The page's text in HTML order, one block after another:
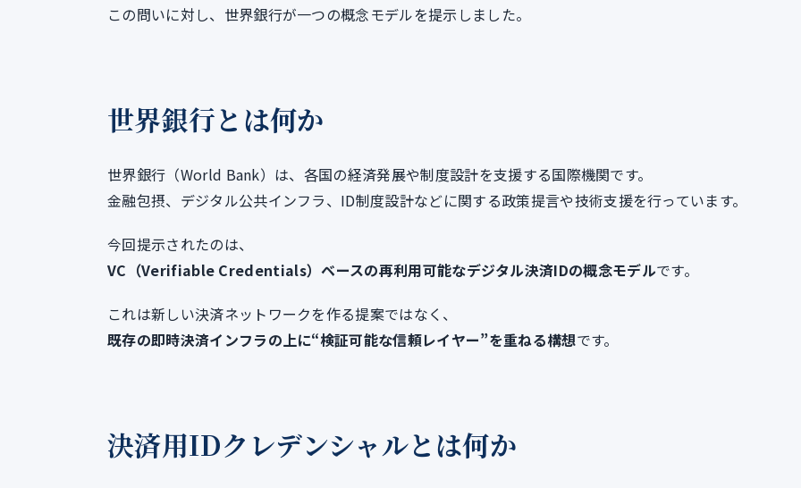
この問いに対し、世界銀行が一つの概念モデルを提示しました。
世界銀行とは何か
世界銀行（World Bank）は、各国の経済発展や制度設計を支援する国際機関です。
金融包摂、デジタル公共インフラ、ID制度設計などに関する政策提言や技術支援を行っています。
今回提示されたのは、
VC（Verifiable Credentials）ベースの再利用可能なデジタル決済IDの概念モデルです。
これは新しい決済ネットワークを作る提案ではなく、
既存の即時決済インフラの上に“検証可能な信頼レイヤー”を重ねる構想です。
決済用IDクレデンシャルとは何か